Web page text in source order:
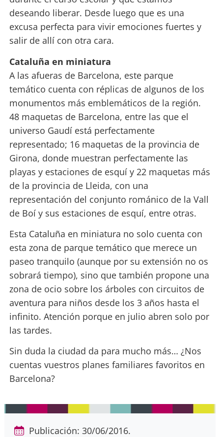
deseando liberar. Desde luego que es una
excusa perfecta para vivir emociones fuertes y
salir de allí con otra cara.
Cataluña en miniatura
A las afueras de Barcelona, este parque
temático cuenta con réplicas de algunos de los
monumentos más emblemáticos de la región.
48 maquetas de Barcelona, entre las que el
universo Gaudí está perfectamente
representado; 16 maquetas de la provincia de
Girona, donde muestran perfectamente las
playas y estaciones de esquí y 22 maquetas más
de la provincia de Lleida, con una
representación del conjunto románico de la Vall
de Boí y sus estaciones de esquí, entre otras.
Esta Cataluña en miniatura no solo cuenta con
esta zona de parque temático que merece un
paseo tranquilo (aunque por su extensión no os
sobrará tiempo), sino que también propone una
zona de ocio sobre los árboles con circuitos de
aventura para niños desde los 3 años hasta el
infinito. Atención porque en julio abren solo por
las tardes.
Sin duda la ciudad da para mucho más… ¿Nos
cuentas vuestros planes familiares favoritos en
Barcelona?
Publicación: 30/06/2016.